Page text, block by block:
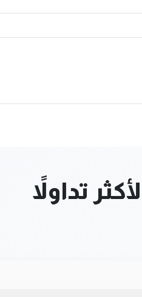
تداولاً